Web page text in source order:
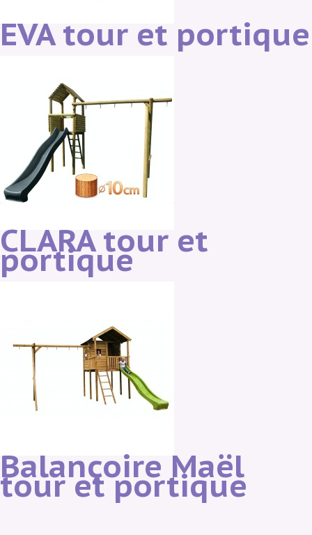
EVA tour et portique
CLARA tour et
portique
Balançoire Maël
tour et portique